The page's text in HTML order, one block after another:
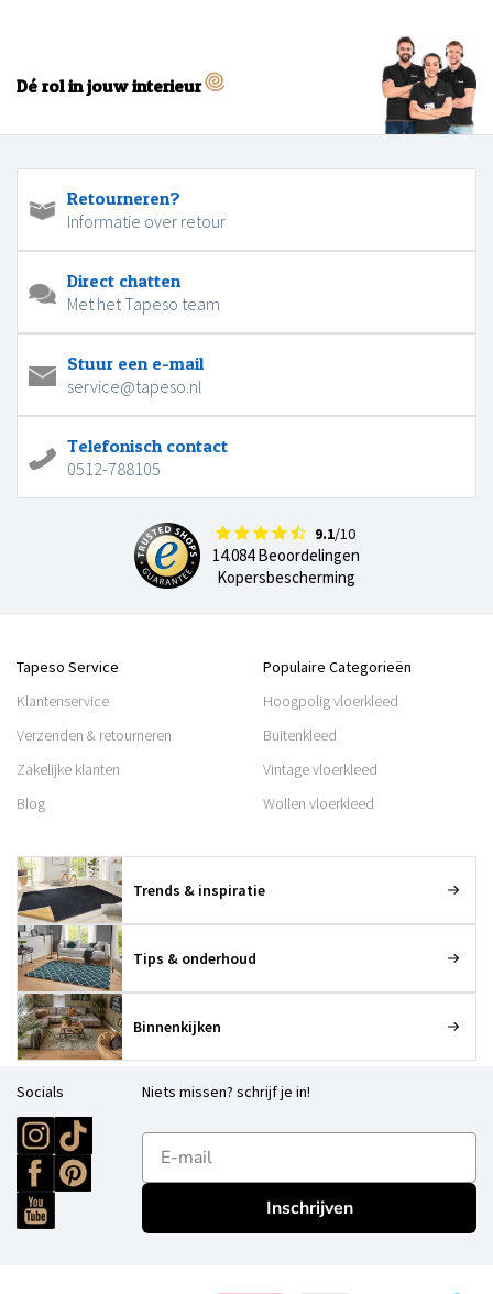
Dé rol in jouw interieur
Retourneren?
Informatie over retour
Direct chatten
Met het Tapeso team
Stuur een e-mail
service@tapeso.nl
Telefonisch contact
0512-788105
9.1/10
14.084 Beoordelingen
Kopersbescherming
Tapeso Service
Klantenservice
Verzenden & retourneren
Zakelijke klanten
Blog
Populaire Categorieën
Hoogpolig vloerkleed
Buitenkleed
Vintage vloerkleed
Wollen vloerkleed
Trends & inspiratie
Tips & onderhoud
Binnenkijken
Socials Niets missen? schrijf je in!
E-mailadres
Inschrijven